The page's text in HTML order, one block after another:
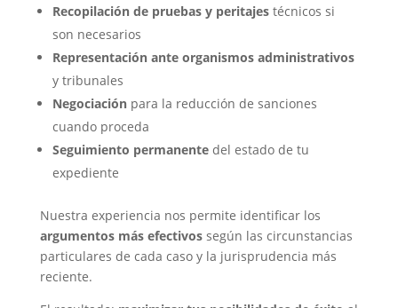
Recopilación de pruebas y peritajestécnicos si
son necesarios
Representación ante organismos administrativos
y tribunales
Negociaciónpara la reducción de sanciones
cuando proceda
Seguimiento permanentedel estado de tu
expediente
Nuestra experiencia nos permite identificar los
argumentos más efectivossegún las circunstancias
particulares de cada caso y la jurisprudencia más
reciente.